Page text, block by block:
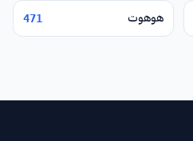
هوهوت 471